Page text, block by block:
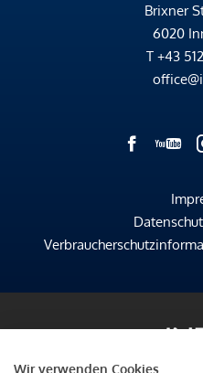
Brixner
6020
T +43
Wir verwenden Cookies